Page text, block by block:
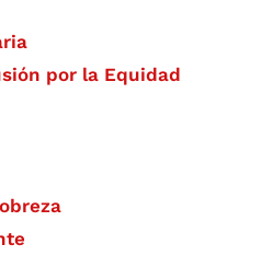
por la Equidad